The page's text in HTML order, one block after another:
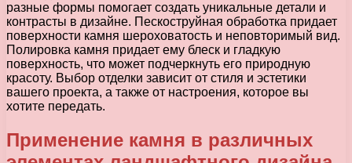
разные формы помогает создать уникальные детали и
контрасты в дизайне. Пескоструйная обработка придает
поверхности камня шероховатость и неповторимый вид.
Полировка камня придает ему блеск и гладкую
поверхность, что может подчеркнуть его природную
красоту. Выбор отделки зависит от стиля и эстетики
вашего проекта, а также от настроения, которое вы
хотите передать.
Применение камня в различных